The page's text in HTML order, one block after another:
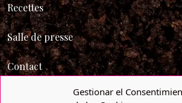
Gestionar el
Recettes
Salle de presse
Contact